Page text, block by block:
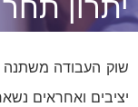
יתרון
שוק העבודה משתנה
יציבים ואחראים